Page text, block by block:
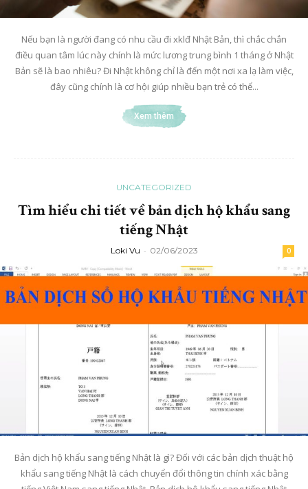
Nếu bạn là người đang có nhu cầu đi xklđ Nhật Bản, thì chắc chắn
điều quan tâm lúc này chính là mức lương trung bình 1 tháng ở Nhật
Bản sẽ là bao nhiêu? Đi Nhật không chỉ là đến một nơi xa lạ làm việc,
đây cũng chính là cơ hội giúp nhiều bạn trẻ có thể...
Xem thêm
UNCATEGORIZED
Tìm hiểu chi tiết về bản dịch hộ khẩu sang
tiếng Nhật
Loki Vu - 02/06/2023 0
Bản dịch hộ khẩu sang tiếng Nhật là gì? Đối với các bản dịch thuật hộ
khẩu sang tiếng Nhật là cách chuyển đổi thông tin chính xác bằng